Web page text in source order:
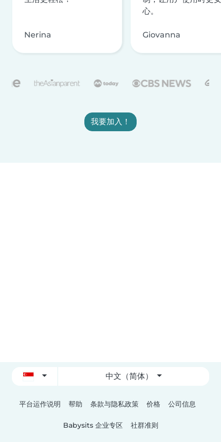
Nerina
心。
Giovanna
我要加入！
中文（简体）
平台运作说明 帮助 条款与隐私政策 价格 公司信息
Babysits 企业专区 社群准则